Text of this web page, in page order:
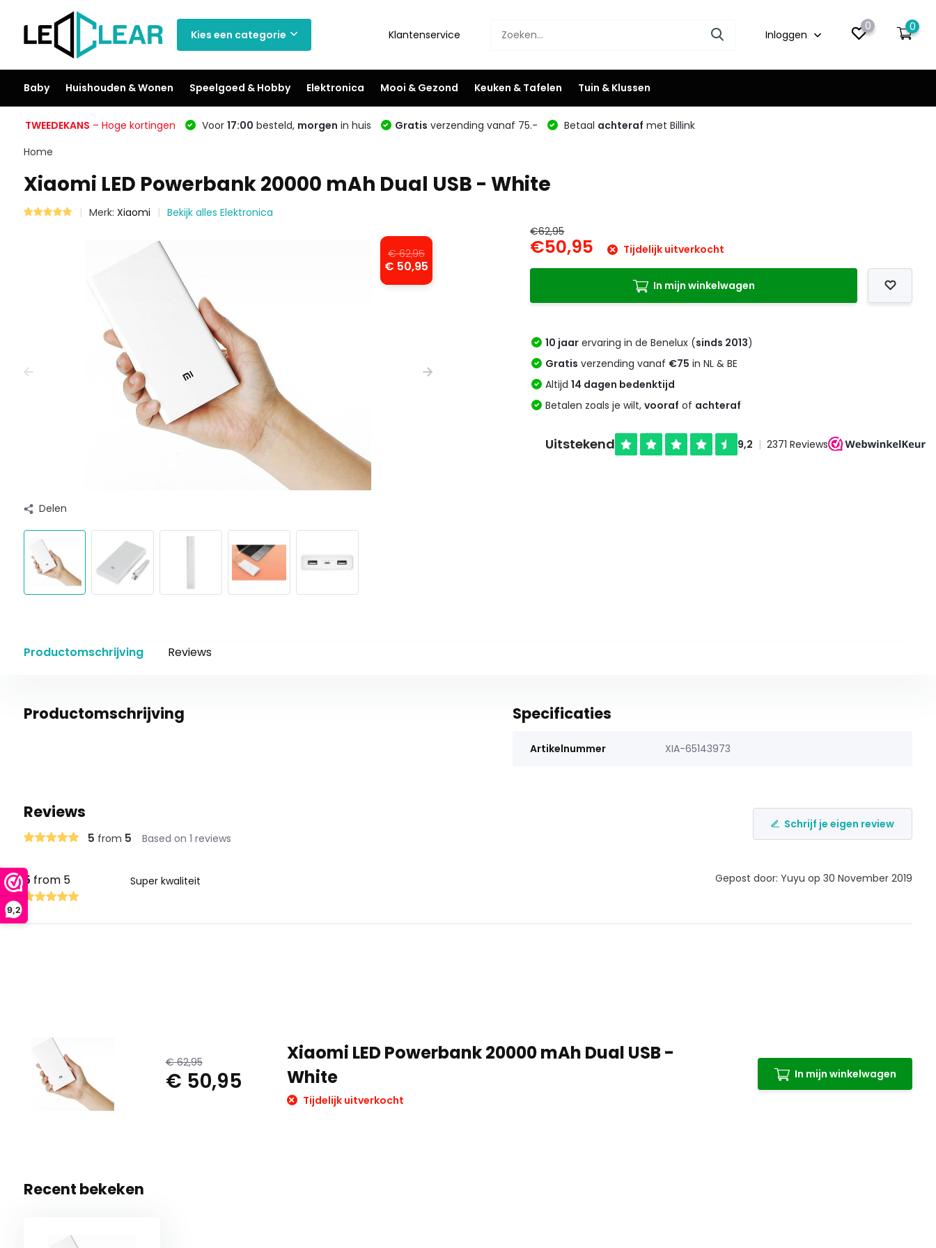
9,2
Kies een categorie Klantenservice Inloggen
0 0
Baby Huishouden & Wonen Speelgoed & Hobby Elektronica Mooi & Gezond Keuken & Tafelen Tuin & Klussen
TWEEDEKANS – Hoge kortingen Voor 17:00 besteld, morgen in huis Gratis verzending vanaf 75.- Betaal achteraf met Billink
Home
Xiaomi LED Powerbank 20000 mAh Dual USB - White
Merk: Xiaomi Bekijk alles Elektronica
€ 62,95
€ 50,95
Delen
€62,95
€50,95 Tijdelijk uitverkocht
In mijn winkelwagen
10 jaar ervaring in de Benelux (sinds 2013)
Gratis verzending vanaf €75 in NL & BE
Altijd14 dagen bedenktijd
Betalen zoals je wilt,vooraf of achteraf
Productomschrijving Reviews
Productomschrijving Specificaties
Artikelnummer XIA-65143973
Reviews
5 from 5 Based on 1 reviews
Schrijf je eigen review
5 from 5 Super kwaliteit Gepost door: Yuyu op 30 November 2019
€ 62,95
€ 50,95
Xiaomi LED Powerbank 20000 mAh Dual USB -
White
Tijdelijk uitverkocht
In mijn winkelwagen
Recent bekeken